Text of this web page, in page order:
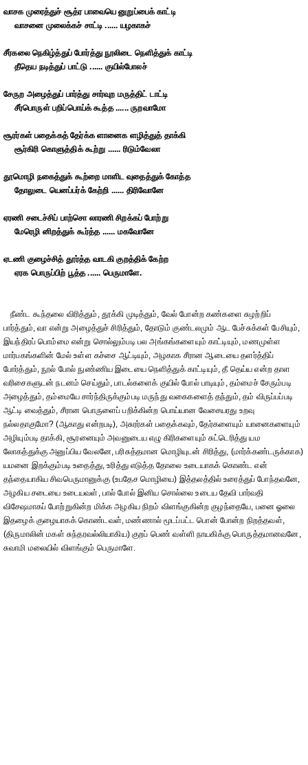
வாசக முரைத்துச் சூத்ர பாவையெ னுறுப்பைக் காட்டி
வாசனை முலைக்கச் சாட்டி ...... யழகாகச்
சீர்கலை நெகிழ்த்துப் போர்த்து நூலிடை நெளித்துக் காட்டி
தீதெய நடித்துப் பாட்டு ...... குயில்போலச்
சேருற அழைத்துப் பார்த்து சார்வுற மருத்திட் டாட்டி
சீர்பொருள் பறிப்பொய்க் கூத்த ...... ருறவாமோ
சூரர்கள் பதைக்கத் தேர்க்க ளானைக ளழித்துத் தாக்கி
சூர்கிரி கொளுத்திக் கூற்று ...... ரிடும்வேலா
தூமொழி நகைத்துக் கூற்றை மாளிட வுதைத்துக் கோத்த
தோலுடை யெனப்பர்க் கேற்றி ...... திரிவோனே
ஏரணி சடைச்சிப் பாற்சொ லாரணி சிறக்கப் போற்று
மேரெழி னிறத்துக் கூர்த்த ...... மகவோனே
ஏடணி குழைச்சித் தூர்த்த வாடகி குறத்திக் கேற்ற
ஏரக பொருப்பிற் பூத்த ...... பெருமாளே.
நீண்ட கூந்தலை விரித்தும், தூக்கி முடித்தும், வேல் போன்ற கண்களை சுழற்றிப்
பார்த்தும், வா என்று அழைத்துச் சிரித்தும், தோடும் குண்டலமும் ஆட பேச்சுக்கள் பேசியும்,
இயந்திரப் பொம்மை என்று சொல்லும்படி பல அங்கங்களையும் காட்டியும், மணமுள்ள
மார்பகங்களின் மேல் உள்ள கச்சை ஆட்டியும், அழகாக சீரான ஆடையை தளர்த்திப்
போர்த்தும், நூல் போல் நுண்ணிய இடையை நெளித்துக் காட்டியும், தீ தெய்ய என்ற தாள
வரிசைகளுடன் நடனம் செய்தும், பாடல்களைக் குயில் போல் பாடியும், தம்மைச் சேரும்படி
அழைத்தும், தம்மையே சார்ந்திருக்கும்படி மருந்து வகைகளைத் தந்தும், தம் விருப்பப்படி
ஆட்டி வைத்தும், சீரான பொருளைப் பறிக்கின்ற பொய்யான வேசையரது உறவு
நல்லதாகுமோ? (ஆகாது என்றபடி), அசுரர்கள் பதைக்கவும், தேர்களையும் யானைகளையும்
அழியும்படி தாக்கி, சூரனையும் அவனுடைய எழு கிரிகளையும் சுட்டெரித்து யம
லோகத்துக்கு அனுப்பிய வேலனே, பரிசுத்தமான மொழியுடன் சிரித்து, (மார்க்கண்டருக்காக)
யமனை இறக்கும்படி உதைத்து, உரித்து எடுத்த தோலை உடையாகக் கொண்ட என்
தந்தையாகிய சிவபெருமானுக்கு (உபதேச மொழியை) இத்தலத்தில் உரைத்துப் போந்தவனே,
அழகிய சடையை உடையவள், பால் போல் இனிய சொல்லை உடைய தேவி பார்வதி
விசேஷமாகப் போற்றுகின்ற மிக்க அழகிய நிறம் விளங்குகின்ற குழந்தையே, பனை ஓலை
இதழைக் குழையாகக் கொண்டவள், மண்ணால் மூடப்பட்ட பொன் போன்ற நிறத்தவள்,
(திருமாலின் மகள் சுந்தரவல்லியாகிய) குறப் பெண் வள்ளி நாயகிக்கு பொருத்தமானவனே,
சுவாமி மலையில் விளங்கும் பெருமாளே.